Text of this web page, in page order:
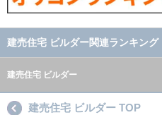
建売住宅 ビルダー関連ランキング
建売住宅 ビルダー
建売住宅 ビルダー TOP